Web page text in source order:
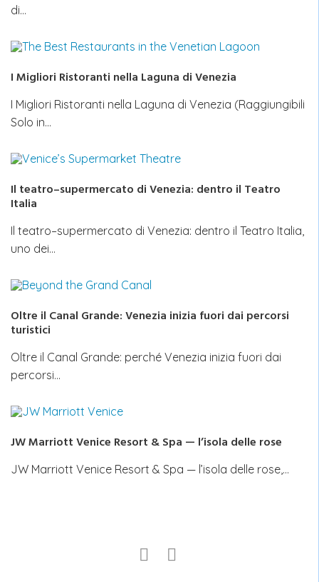
di…
I Migliori Ristoranti nella Laguna di Venezia
I Migliori Ristoranti nella Laguna di Venezia (Raggiungibili
Solo in…
Il teatro–supermercato di Venezia: dentro il Teatro
Italia
Il teatro–supermercato di Venezia: dentro il Teatro Italia,
uno dei…
Oltre il Canal Grande: Venezia inizia fuori dai percorsi
turistici
Oltre il Canal Grande: perché Venezia inizia fuori dai
percorsi…
JW Marriott Venice Resort & Spa — l’isola delle rose
JW Marriott Venice Resort & Spa — l’isola delle rose,…